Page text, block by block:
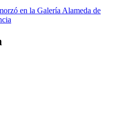
en la Galería Alameda de